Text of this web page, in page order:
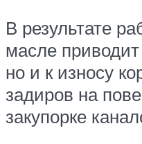
В результате
масле
но и к износу
задиров на
закупорке